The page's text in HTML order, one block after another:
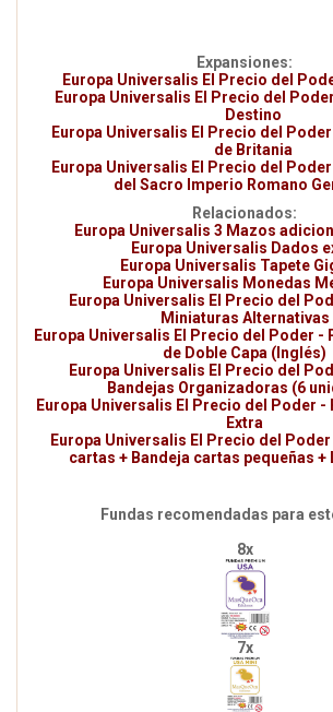
Expansiones:
Europa Universalis El Precio del
Europa Universalis El Precio del
Destino
Europa Universalis El Precio del
de Britania
Europa Universalis El Precio del
del Sacro Imperio Romano
Relacionados:
Europa Universalis 3 Mazos
Europa Universalis Dados
Europa Universalis Tapete
Europa Universalis Monedas
Europa Universalis El Precio del
Miniaturas Alternativas
Europa Universalis El Precio del Poder -
de Doble Capa (Inglés)
Europa Universalis El Precio del
Bandejas Organizadoras (6
Europa Universalis El Precio del Poder -
Extra
Europa Universalis El Precio del
cartas + Bandeja cartas pequeñas +
Fundas recomendadas para
8x
7x